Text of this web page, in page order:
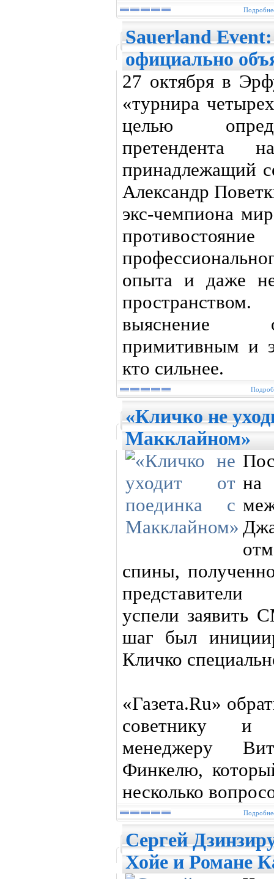
Sauerland
официально
27 октября в
«турнира
целью
претендента
принадлежащий
Александр
экс-чемпиона
опыта и даже
выяснение
примитивным и
кто сильнее.
«Кличко не
Макклайном»
на
спины,
представители
успели заявить
шаг был
Кличко
«Газета.Ru»
советнику и
менеджеру
Финкелю,
несколько
Сергей
Хойе и Романе